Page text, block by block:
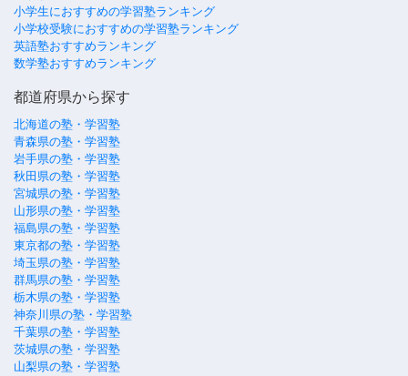
小学生におすすめの学習塾ランキング
小学校受験におすすめの学習塾ランキング
英語塾おすすめランキング
数学塾おすすめランキング
都道府県から探す
北海道の塾・学習塾
青森県の塾・学習塾
岩手県の塾・学習塾
秋田県の塾・学習塾
宮城県の塾・学習塾
山形県の塾・学習塾
福島県の塾・学習塾
東京都の塾・学習塾
埼玉県の塾・学習塾
群馬県の塾・学習塾
栃木県の塾・学習塾
神奈川県の塾・学習塾
千葉県の塾・学習塾
茨城県の塾・学習塾
山梨県の塾・学習塾